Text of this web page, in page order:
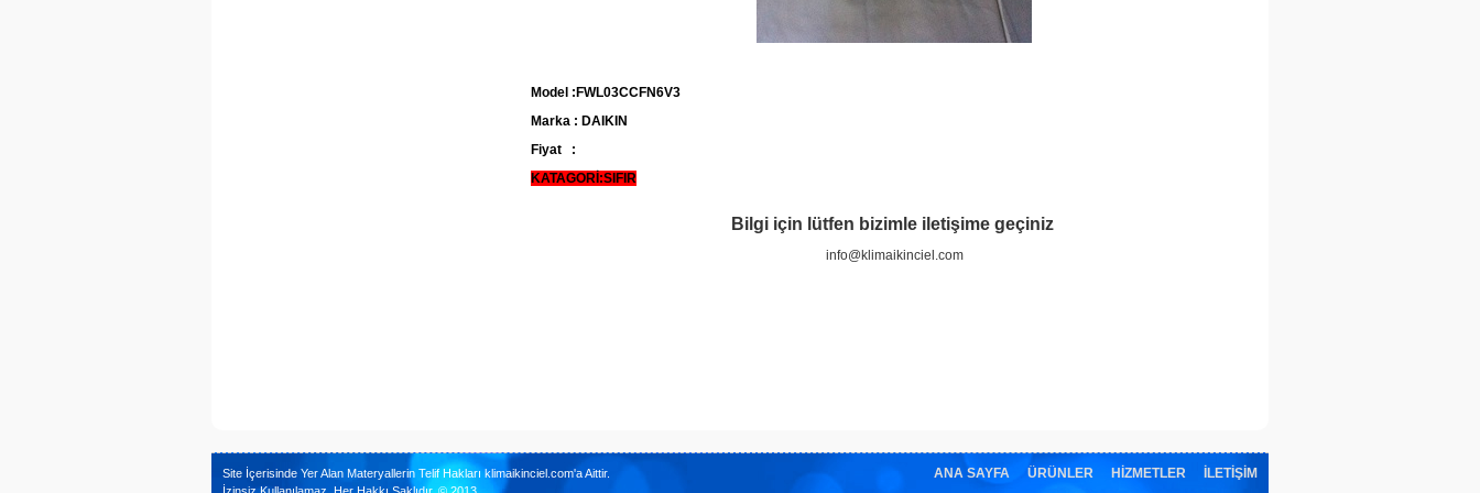
Model :FWL03CCFN6V3
Marka : DAIKIN
Fiyat :
KATAGORİ:SIFIR
Bilgi için lütfen bizimle iletişime geçiniz
info@klimaikinciel.com
Site İçerisinde Yer Alan Materyallerin Telif Hakları klimaikinciel.com'a Aittir.
ANA SAYFA ÜRÜNLER HİZMETLER İLETİŞİM